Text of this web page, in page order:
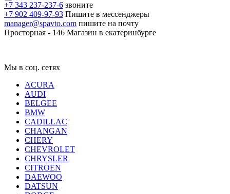
+7 343 237-237-6 звоните
+7 902 409-97-93 Пишите в мессенджеры
manager@spavto.com пишите на почту
Просторная - 146 Магазин в екатеринбурге
Мы в соц. сетях
ACURA
AUDI
BELGEE
BMW
CADILLAC
CHANGAN
CHERY
CHEVROLET
CHRYSLER
CITROEN
DAEWOO
DATSUN